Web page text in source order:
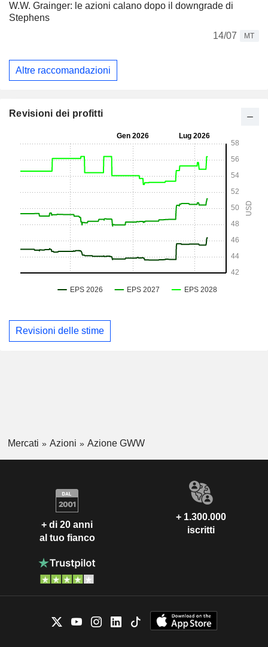
W.W. Grainger: le azioni calano dopo il downgrade di
Stephens
14/07
MT
Altre raccomandazioni
Revisioni dei profitti
Revisioni delle stime
Mercati Azioni Azione GWW
+ di 20 anni
al tuo fianco
+ 1.300.000
iscritti